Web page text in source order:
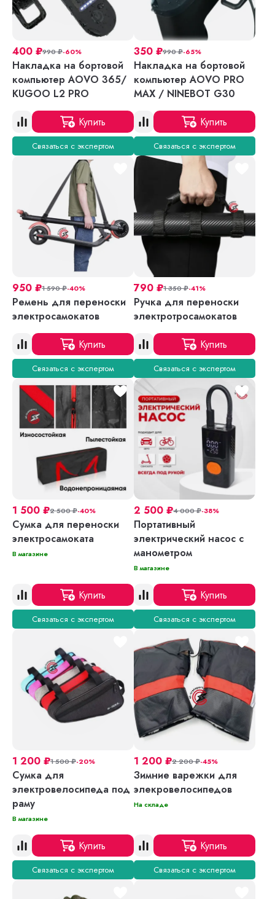
400 ₽990₽-60%
Накладка на бортовой
компьютер AOVO 365/
KUGOO L2 PRO
Купить
Связаться с экспертом
350 ₽990₽-65%
Накладка на бортовой
компьютер AOVO PRO
MAX / NINEBOT G30
Купить
Связаться с экспертом
950 ₽1 590₽-40%
Ремень для переноски
электросамокатов
Купить
Связаться с экспертом
790 ₽1 350₽-41%
Ручка для переноски
электротросамокатов
Купить
Связаться с экспертом
1 500 ₽2 500₽-40%
Сумка для переноски
электросамоката
В магазине
Купить
Связаться с экспертом
2 500 ₽4 000₽-38%
Портативный
электрический насос с
манометром
В магазине
Купить
Связаться с экспертом
1 200 ₽1 500₽-20%
Сумка для
электровелосипеда под
раму
В магазине
Купить
Связаться с экспертом
1 200 ₽2 200₽-45%
Зимние варежки для
элекровелосипедов
На складе
Купить
Связаться с экспертом